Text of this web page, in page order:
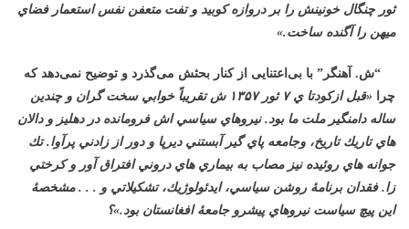
ثور چنگال خونينش را بر دروازه كوبيد و تفت متعفن نفس استعمار فضاي
ميهن را آگنده ساخت.»
“ش. آهنگر” با بی‌اعتنایی از کنار بحثش می‌گذرد و توضیح نمی‌دهد که
چرا
«قبل ازکودتا ي۷ ثور۱۳۵۷ ش تقريباً خوابي سخت گران و چندين
ساله دامنگير ملت ما بود. نيروهاي سياسي اش فرومانده در دهليز و دالان
هاي تاريك تاريخ، وجامعه پاي گير آبستني ديرپا و دور از زادني پرآوا. تك
جوانه هاي روئيده نيز مصاب به بيماري هاي دروني افتراق آور و كرختي
زا. فقدان برنامۀ روشن سياسي، ايدئولوژيك، تشكيلاتي و . . . مشخصۀ
اين پيچ سياست نيروهاي پيشرو جامعۀ افغانستان بود.»؟